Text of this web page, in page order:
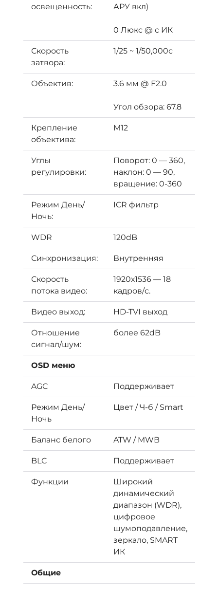
освещенность:
АРУ вкл)
0 Люкс @ с ИК
Скорость
затвора:
1/25 ~ 1/50,000с
Объектив: 3.6 мм @ F2.0
Угол обзора: 67.8
Крепление
объектива:
М12
Углы
регулировки:
Поворот: 0 — 360,
наклон: 0 — 90,
вращение: 0-360
Режим День/
Ночь:
ICR фильтр
WDR 120dB
Синхронизация: Внутренняя
Скорость
потока видео:
1920х1536 — 18
кадров/с.
Видео выход: HD-TVI выход
Отношение
сигнал/шум:
более 62dB
OSD меню
AGC Поддерживает
Режим День/
Ночь
Цвет / Ч-б / Smart
Баланс белого ATW / MWB
BLC Поддерживает
Функции
Широкий
динамический
диапазон (WDR),
цифровое
шумоподавление,
зеркало, SMART
ИК
Общие